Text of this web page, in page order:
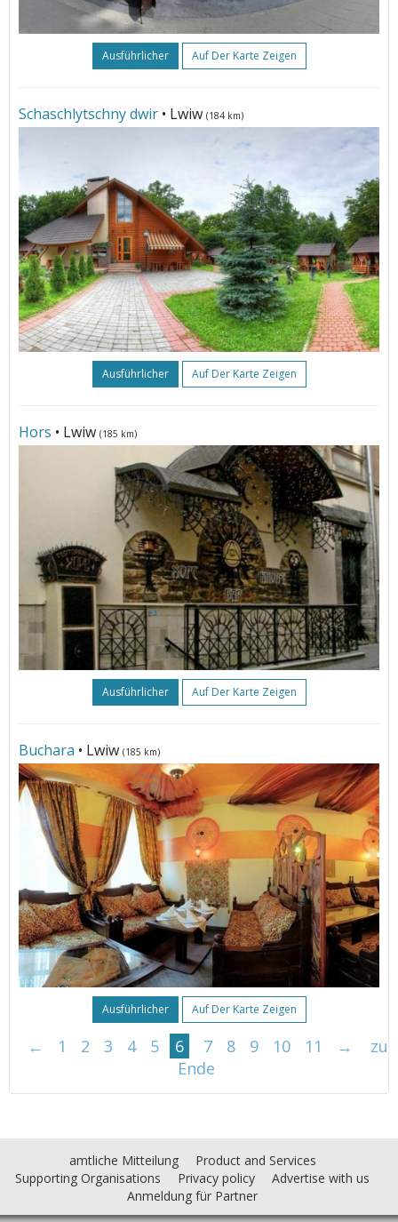
Ausführlicher Auf Der Karte Zeigen
Schaschlytschny dwir • Lwiw (184 km)
Ausführlicher Auf Der Karte Zeigen
Hors • Lwiw (185 km)
Ausführlicher Auf Der Karte Zeigen
Buchara • Lwiw (185 km)
Ausführlicher Auf Der Karte Zeigen
← 1 2 3 4 5 6 7 8 9 10 11 →
zu
Ende
amtliche Mitteilung
Product and Services
Supporting Organisations
Privacy policy
Advertise with us
Anmeldung für Partner